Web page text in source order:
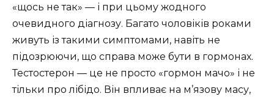
«щось не так» — і при цьому жодного
очевидного діагнозу. Багато чоловіків роками
живуть із такими симптомами, навіть не
підозрюючи, що справа може бути в гормонах.
Тестостерон — це не просто «гормон мачо» і не
тільки про лібідо. Він впливає на м’язову масу,